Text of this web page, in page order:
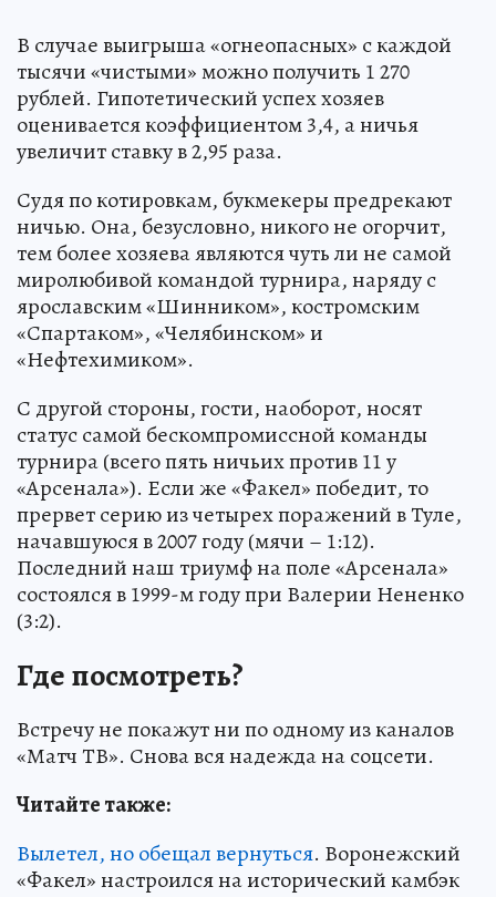
В случае выигрыша «огнеопасных» с каждой
тысячи «чистыми» можно получить 1 270
рублей. Гипотетический успех хозяев
оценивается коэффициентом 3,4, а ничья
увеличит ставку в 2,95 раза.
Судя по котировкам, букмекеры предрекают
ничью. Она, безусловно, никого не огорчит,
тем более хозяева являются чуть ли не самой
миролюбивой командой турнира, наряду с
ярославским «Шинником», костромским
«Спартаком», «Челябинском» и
«Нефтехимиком».
С другой стороны, гости, наоборот, носят
статус самой бескомпромиссной команды
турнира (всего пять ничьих против 11 у
«Арсенала»). Если же «Факел» победит, то
прервет серию из четырех поражений в Туле,
начавшуюся в 2007 году (мячи – 1:12).
Последний наш триумф на поле «Арсенала»
состоялся в 1999-м году при Валерии Нененко
(3:2).
Где посмотреть?
Встречу не покажут ни по одному из каналов
«Матч ТВ». Снова вся надежда на соцсети.
Читайте также:
Вылетел, но обещал вернуться. Воронежский
«Факел» настроился на исторический камбэк